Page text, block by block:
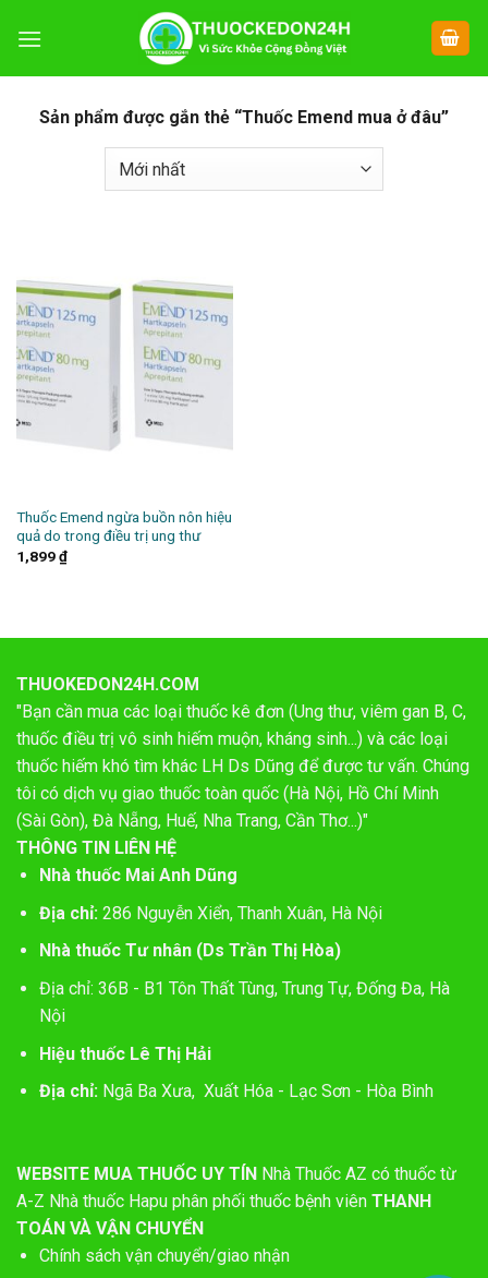
đến
Sản phẩm được gắn thẻ “Thuốc Emend mua ở đâu”
Thuốc Emend ngừa buồn nôn hiệu
quả do trong điều trị ung thư
1,899₫
THUOKEDON24H.COM
"Bạn cần mua các loại thuốc kê đơn (Ung thư, viêm gan B, C,
thuốc điều trị vô sinh hiếm muộn, kháng sinh...) và các loại
thuốc hiếm khó tìm khác LH Ds Dũng để được tư vấn. Chúng
tôi có dịch vụ giao thuốc toàn quốc (Hà Nội, Hồ Chí Minh
(Sài Gòn), Đà Nẵng, Huế, Nha Trang, Cần Thơ...)"
THÔNG TIN LIÊN HỆ
Nhà thuốc Mai Anh Dũng
Địa chỉ:286 Nguyễn Xiển, Thanh Xuân, Hà Nội
Nhà thuốc Tư nhân (Ds Trần Thị Hòa)
Địa chỉ: 36B - B1 Tôn Thất Tùng, Trung Tự, Đống Đa, Hà
Nội
Hiệu thuốc Lê Thị Hải
Địa chỉ: Ngã Ba Xưa, Xuất Hóa - Lạc Sơn - Hòa Bình
WEBSITE MUA THUỐC UY TÍN Nhà Thuốc AZ có thuốc từ
A-Z Nhà thuốc Hapu phân phối thuốc bệnh viên THANH
TOÁN VÀ VẬN CHUYỂN
Chính sách vận chuyển/giao nhận